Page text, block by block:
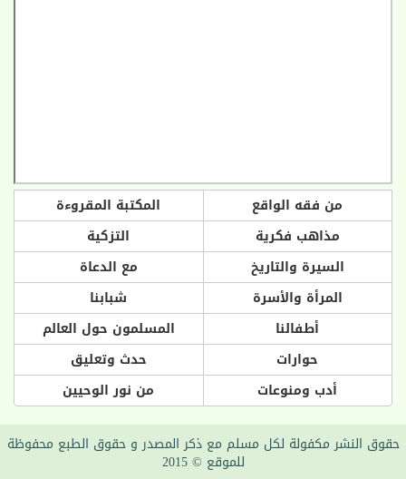
من فقه الواقع
المكتبة المقروءة
مذاهب فكرية
التزكية
السيرة والتاريخ
مع الدعاة
المرأة والأسرة
شبابنا
أطفالنا
المسلمون حول العالم
حوارات
حدث وتعليق
أدب ومنوعات
من نور الوحيين
حقوق النشر مكفولة لكل مسلم مع ذكر المصدر و حقوق الطبع محفوظة
للموقع © 2015